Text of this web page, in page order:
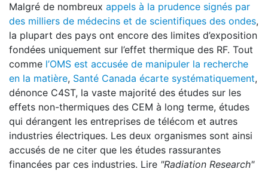
Malgré de nombreux appels à la prudence signés par
des milliers de médecins et de scientifiques des ondes,
la plupart des pays ont encore des limites d’exposition
fondées uniquement sur l’effet thermique des RF. Tout
comme l’OMS est accusée de manipuler la recherche
en la matière, Santé Canada écarte systématiquement,
dénonce C4ST, la vaste majorité des études sur les
effets non-thermiques des CEM à long terme, études
qui dérangent les entreprises de télécom et autres
industries électriques. Les deux organismes sont ainsi
accusés de ne citer que les études rassurantes
financées par ces industries. Lire "Radiation Research"